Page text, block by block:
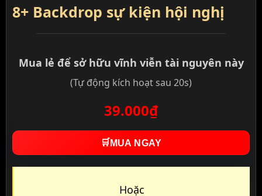
8+ Backdrop sự kiện hội nghị
Mua lẻ để sở hữu vĩnh viễn tài nguyên này
(Tự động kích hoạt sau 20s)
39.000₫
🛒 MUA NGAY
Hoặc